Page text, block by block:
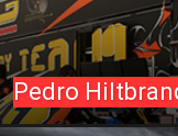
Pedro